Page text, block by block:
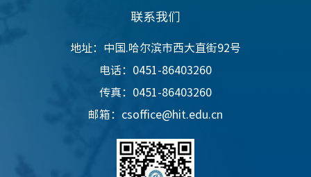
联系我们
地址：中国.哈尔滨市西大直街92号
电话：0451-86403260
传真：0451-86403260
邮箱：csoffice@hit.edu.cn